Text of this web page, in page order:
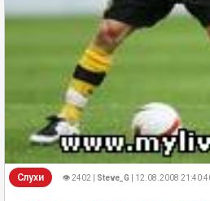
Слухи 👁 2402 | Steve_G | 12.08.2008